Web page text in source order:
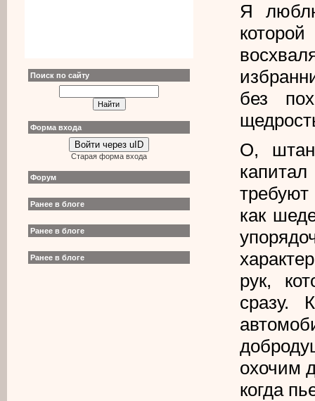
Поиск по сайту
Форма входа
Войти через uID
Старая форма входа
Форум
Ранее в блоге
Ранее в блоге
Ранее в блоге
Я
без
О,
как
рук,
сразу.
охочим
когда